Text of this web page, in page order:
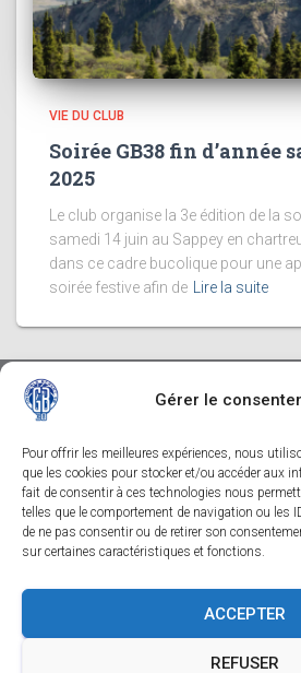
Gérer le
Pour offrir les meilleures expériences, nous
que les cookies pour stocker et/ou accéder aux
fait de consentir à ces technologies nous
telles que le comportement de navigation ou les
de ne pas consentir ou de retirer son
sur certaines caractéristiques et fonctions.
ACCEPTER
REFUSER
VIE DU CLUB
Soirée GB38 fin d’année
2025
Le club organise la 3e édition de la
samedi 14 juin au Sappey en
dans ce cadre bucolique pour une
soirée festive afin de
Lire la suite
Tous nos
SUIVEZ-